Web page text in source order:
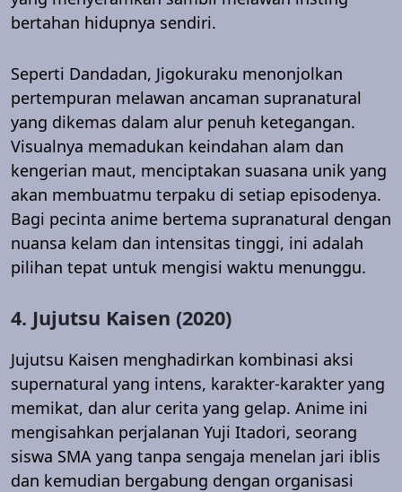
bertahan hidupnya sendiri.
Seperti Dandadan, Jigokuraku menonjolkan
pertempuran melawan ancaman supranatural
yang dikemas dalam alur penuh ketegangan.
Visualnya memadukan keindahan alam dan
kengerian maut, menciptakan suasana unik yang
akan membuatmu terpaku di setiap episodenya.
Bagi pecinta anime bertema supranatural dengan
nuansa kelam dan intensitas tinggi, ini adalah
pilihan tepat untuk mengisi waktu menunggu.
4. Jujutsu Kaisen (2020)
Jujutsu Kaisen menghadirkan kombinasi aksi
supernatural yang intens, karakter-karakter yang
memikat, dan alur cerita yang gelap. Anime ini
mengisahkan perjalanan Yuji Itadori, seorang
siswa SMA yang tanpa sengaja menelan jari iblis
dan kemudian bergabung dengan organisasi